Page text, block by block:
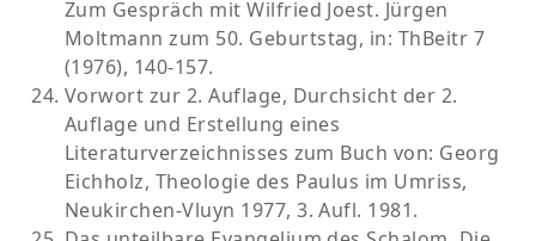
Zum Gespräch mit Wilfried Joest. Jürgen
Moltmann zum 50. Geburtstag, in: ThBeitr 7
(1976), 140-157.
Vorwort zur 2. Auflage, Durchsicht der 2.
Auflage und Erstellung eines
Literaturverzeichnisses zum Buch von: Georg
Eichholz, Theologie des Paulus im Umriss,
Neukirchen-Vluyn 1977, 3. Aufl. 1981.